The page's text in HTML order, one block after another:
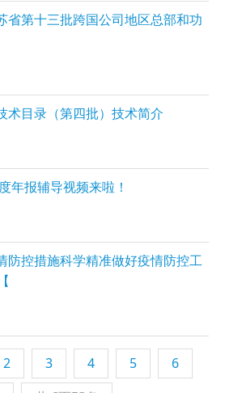
省第十三批跨国公司地区总部和功
术目录（第四批）技术简介
年报辅导视频来啦！
防控措施科学精准做好疫情防控工
2 3 4 5
6